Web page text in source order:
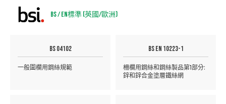
BS / EN標準 (英國/歐洲)
BS 04102
一般圍欄用鋼絲規範
BS EN 10223-1
柵欄用鋼絲和鋼絲製品第1部分:
鋅和鋅合金塗層鐵絲網